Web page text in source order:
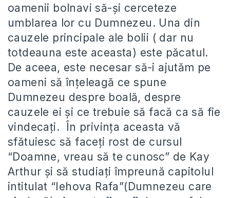
oamenii bolnavi să-și cerceteze
umblarea lor cu Dumnezeu. Una din
cauzele principale ale bolii ( dar nu
totdeauna este aceasta) este păcatul.
De aceea, este necesar să-i ajutăm pe
oameni să înțeleagă ce spune
Dumnezeu despre boală, despre
cauzele ei și ce trebuie să facă ca să fie
vindecați. În privința aceasta vă
sfătuiesc să faceți rost de cursul
“Doamne, vreau să te cunosc” de Kay
Arthur și să studiați împreună capitolul
intitulat “Iehova Rafa”(Dumnezeu care